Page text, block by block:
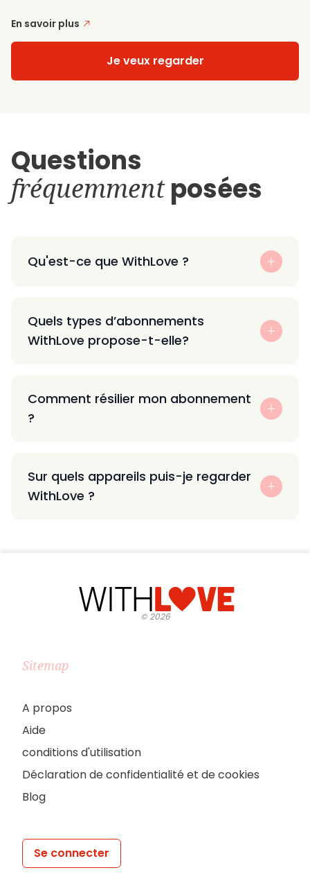
En savoir plus
Je veux regarder
Questions
fréquemmentposées
Qu'est-ce que WithLove ?
Quels types d’abonnements
WithLove propose-t-elle?
Comment résilier mon abonnement
?
Sur quels appareils puis-je regarder
WithLove ?
©2026
Sitemap
A propos
Aide
conditions d'utilisation
Déclaration de confidentialité et de cookies
Blog
Se connecter